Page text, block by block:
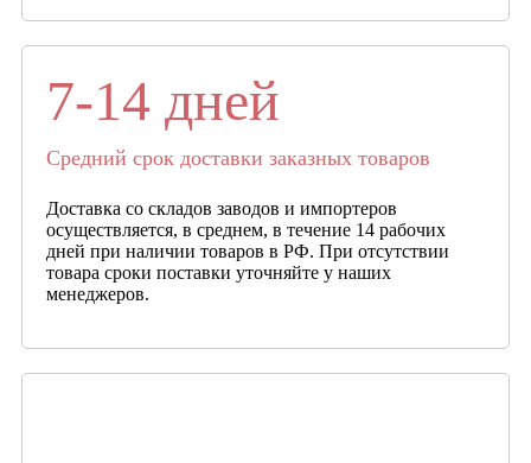
7-14 дней
Средний срок доставки заказных товаров
Доставка со складов заводов и импортеров
осуществляется, в среднем, в течение 14 рабочих
дней при наличии товаров в РФ. При отсутствии
товара сроки поставки уточняйте у наших
менеджеров.